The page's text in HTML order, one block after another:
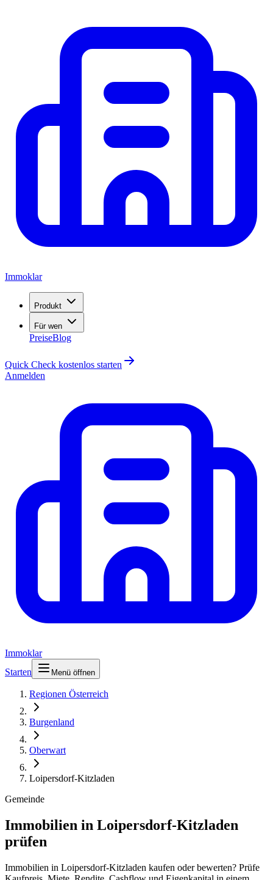
Immoklar
Produkt
Für wen
PreiseBlog
Quick Check kostenlos starten
Anmelden
Immoklar
Starten
Menü öffnen
Regionen Österreich
Burgenland
Oberwart
Loipersdorf-Kitzladen
Gemeinde
Immobilien in Loipersdorf-Kitzladen
prüfen
Immobilien in Loipersdorf-Kitzladen kaufen oder bewerten? Prüfe